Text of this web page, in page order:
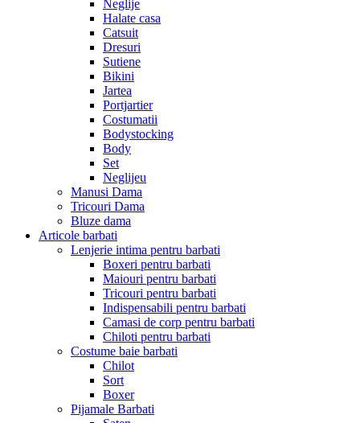
Neglije
Halate casa
Catsuit
Dresuri
Sutiene
Bikini
Jartea
Portjartier
Costumatii
Bodystocking
Body
Set
Neglijeu
Manusi Dama
Tricouri Dama
Bluze dama
Articole barbati
Lenjerie intima pentru barbati
Boxeri pentru barbati
Maiouri pentru barbati
Tricouri pentru barbati
Indispensabili pentru barbati
Camasi de corp pentru barbati
Chiloti pentru barbati
Costume baie barbati
Chilot
Sort
Boxer
Pijamale Barbati